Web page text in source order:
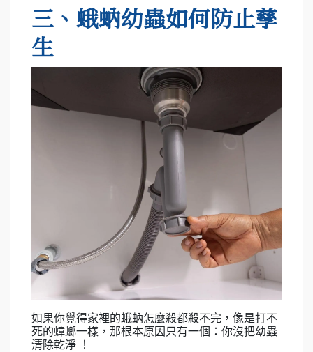
三、蛾蚋幼蟲如何防止孳
生
如果你覺得家裡的蛾蚋怎麼殺都殺不完，像是打不
死的蟑螂一樣，那根本原因只有一個：你沒把幼蟲
清除乾淨 ！